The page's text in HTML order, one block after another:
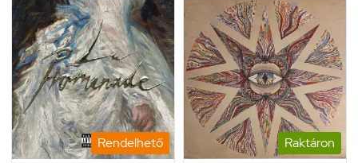
Rendelhető Raktáron